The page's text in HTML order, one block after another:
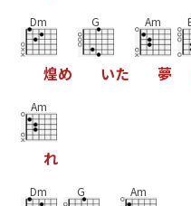
Dm
煌め
G
いた
Am
夢
Am
れ
Dm G Am